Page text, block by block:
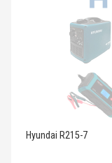
Hyundai R215-7